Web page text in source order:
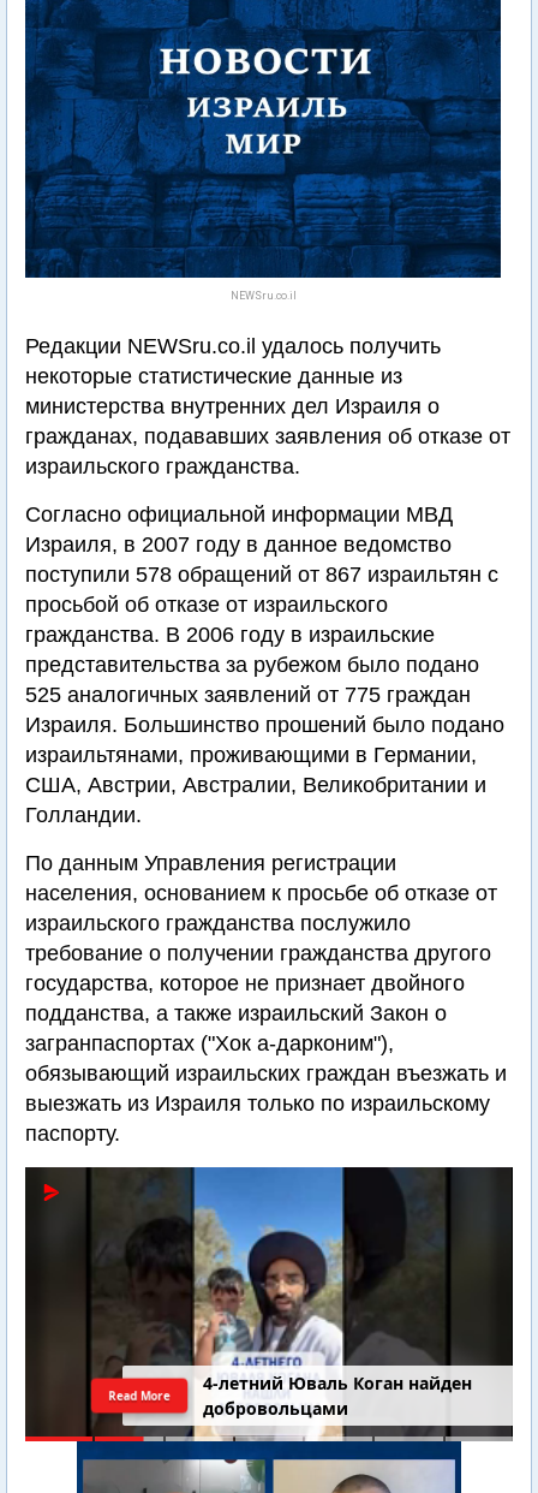
NEWSru.co.il
Редакции NEWSru.co.il удалось получить
некоторые статистические данные из
министерства внутренних дел Израиля о
гражданах, подававших заявления об отказе от
израильского гражданства.
Согласно официальной информации МВД
Израиля, в 2007 году в данное ведомство
поступили 578 обращений от 867 израильтян с
просьбой об отказе от израильского
гражданства. В 2006 году в израильские
представительства за рубежом было подано
525 аналогичных заявлений от 775 граждан
Израиля. Большинство прошений было подано
израильтянами, проживающими в Германии,
США, Австрии, Австралии, Великобритании и
Голландии.
По данным Управления регистрации
населения, основанием к просьбе об отказе от
израильского гражданства послужило
требование о получении гражданства другого
государства, которое не признает двойного
подданства, а также израильский Закон о
загранпаспортах ("Хок а-дарконим"),
обязывающий израильских граждан въезжать и
выезжать из Израиля только по израильскому
паспорту.
4-летний Юваль Коган найден
добровольцами
Read More